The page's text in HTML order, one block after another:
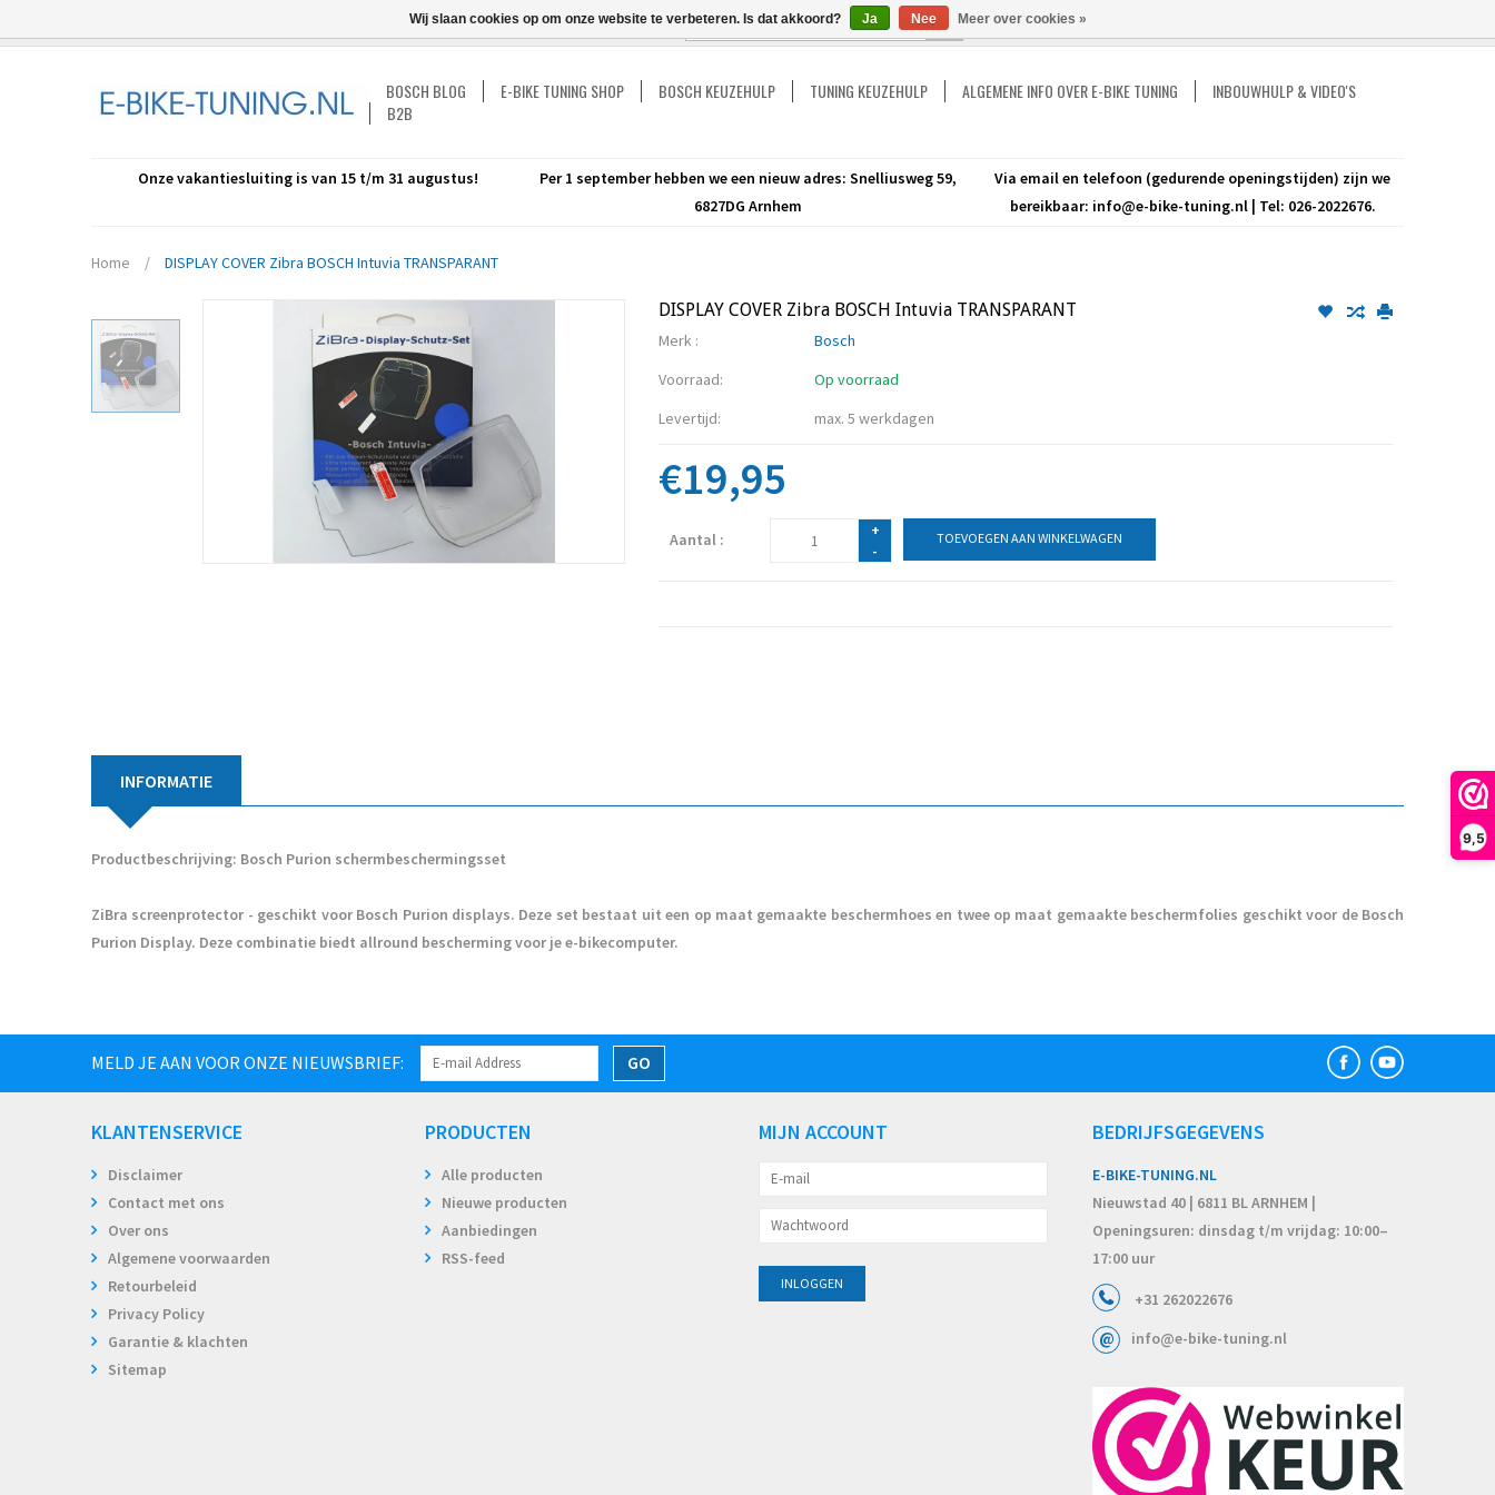
9,5
Vergelijk
GO
BOSCH BLOG E-BIKE TUNING SHOP BOSCH KEUZEHULP TUNING KEUZEHULP ALGEMENE INFO OVER E-BIKE TUNING
INBOUWHULP & VIDEO'S
B2B
Onze vakantiesluiting is van 15 t/m 31 augustus!
Per 1 september hebben we een nieuw adres: Snelliusweg 59,
6827DG Arnhem
Via email en telefoon (gedurende openingstijden) zijn we
bereikbaar: info@e-bike-tuning.nl| Tel: 026-2022676.
Home / DISPLAY COVER Zibra BOSCH Intuvia TRANSPARANT
DISPLAY COVER Zibra BOSCH Intuvia TRANSPARANT
Merk :
Bosch
Voorraad:
Op voorraad
Levertijd:
max. 5 werkdagen
€19,95
Aantal :
+
-
TOEVOEGEN AAN WINKELWAGEN
INFORMATIE
Productbeschrijving: Bosch Purion schermbeschermingsset
ZiBra screenprotector - geschikt voor Bosch Purion displays. Deze set bestaat uit een op maat gemaakte beschermhoes en twee op maat gemaakte beschermfolies geschikt voor de Bosch
Purion Display. Deze combinatie biedt allround bescherming voor je e-bikecomputer.
MELD JE AAN VOOR ONZE NIEUWSBRIEF: GO
KLANTENSERVICE
Disclaimer
Contact met ons
Over ons
Algemene voorwaarden
Retourbeleid
Privacy Policy
Garantie & klachten
Sitemap
PRODUCTEN
Alle producten
Nieuwe producten
Aanbiedingen
RSS-feed
MIJN ACCOUNT BEDRIJFSGEGEVENS
E-BIKE-TUNING.NL
Nieuwstad 40 | 6811 BL ARNHEM |
Openingsuren: dinsdag t/m vrijdag: 10:00–
17:00 uur
+31 262022676
info@e-bike-tuning.nl
Wij slaan cookies op om onze website te verbeteren. Is dat akkoord? Ja Nee Meer over cookies »